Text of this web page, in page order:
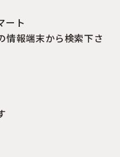
ート
報端末から検索下さ